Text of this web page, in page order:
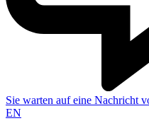
Sie warten auf eine Nachricht
EN